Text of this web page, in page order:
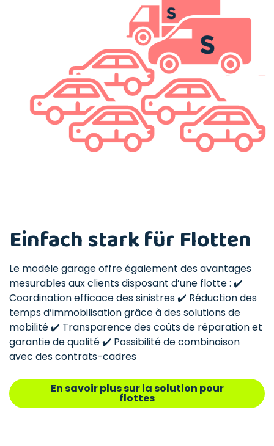
Einfach stark für Flotten
Le modèle garage offre également des avantages
mesurables aux clients disposant d’une flotte : ✔️
Coordination efficace des sinistres ✔️ Réduction des
temps d’immobilisation grâce à des solutions de
mobilité ✔️ Transparence des coûts de réparation et
garantie de qualité ✔️ Possibilité de combinaison
avec des contrats-cadres
En savoir plus sur la solution pour
flottes